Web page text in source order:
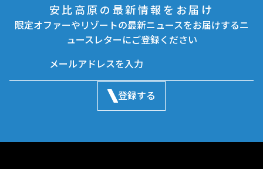
安比高原の最新情報をお届け
限定オファーやリゾートの最新ニュースをお届けするニ
ュースレターにご登録ください
登録する